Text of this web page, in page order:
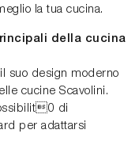
la tua cucina.
della cucina
suo design moderno
cucine Scavolini.
di
per adattarsi